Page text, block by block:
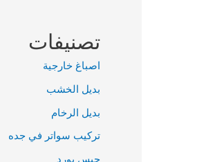
تصنيفات
اصباغ خارجية
بديل الخشب
بديل الرخام
تركيب سواتر في جده
جبس بورد